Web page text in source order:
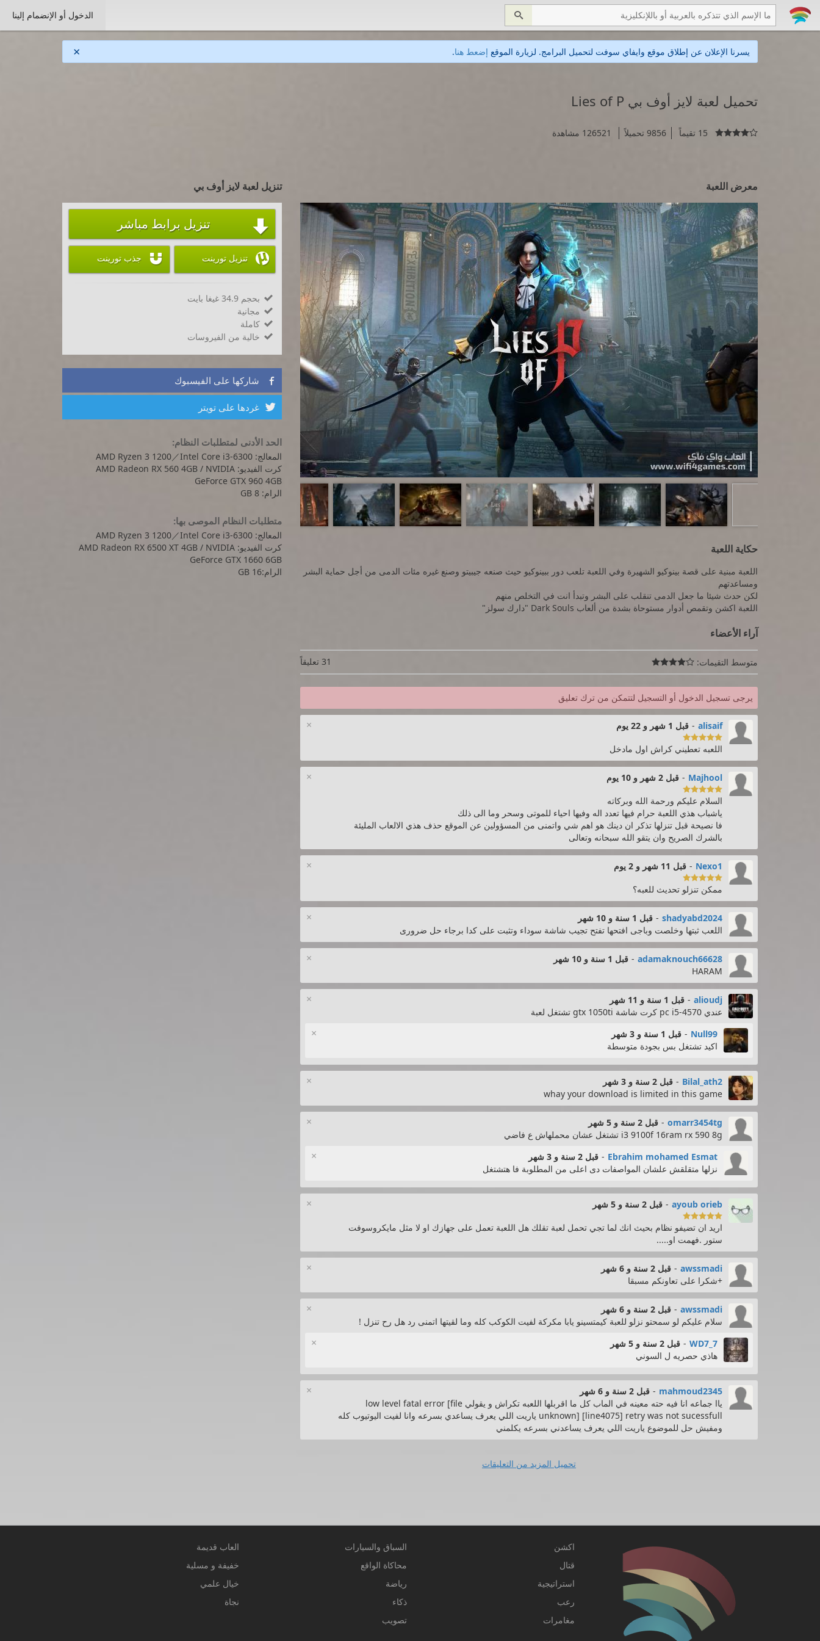
 الدخول أو الإنضمام إلينا
يسرنا الإعلان عن إطلاق موقع وايفاي سوفت لتحميل البرامج. لزيارة الموقع إضعط هنا.
×
تحميل لعبة لايز أوف بي Lies of P
 15 تقيماً 9856 تحميلاً 126521 مشاهدة
معرض اللعبة
حكاية اللعبة
اللعبة مبنية على قصة بينوكيو الشهيرة وفي اللعبة تلعب دور ببينوكيو حيث صنعه جيبيتو وصنع غيره مئات الدمى من أجل حماية البشر
ومساعدتهم
لكن حدث شيئا ما جعل الدمى تنقلب على البشر وتبدأ انت في التخلص منهم
اللعبة اكشن وتقمص أدوار مستوحاة بشدة من ألعاب Dark Souls "دارك سولز"
آراء الأعضاء
متوسط التقيمات:  31 تعليقاً
يرجى تسجيل الدخول أو التسجيل لتتمكن من ترك تعليق
× alisaif
- قبل 1 شهر و 22 يوم

اللعبه تعطيني كراش اول مادخل
× Majhool
- قبل 2 شهر و 10 يوم

السلام عليكم ورحمة الله وبركاته
ياشباب هذي اللعبة حرام فيها تعدد اله وفيها احياء للموتى وسحر وما الى ذلك
فا نصيحة قبل تنزلها تذكر ان دينك هو اهم شي واتمنى من المسؤولين عن الموقع حذف هذي الالعاب المليئة
بالشرك الصريح وان يتقو الله سبحانه وتعالى
× Nexo1
- قبل 11 شهر و 2 يوم

ممكن تنزلو تحديث للعبه؟
× shadyabd2024
- قبل 1 سنة و 10 شهر
اللعب ثبتها وخلصت وباجى افتحها تفتح تجيب شاشة سوداء وتثبت على كدا برجاء حل ضرورى
× adamaknouch66628
- قبل 1 سنة و 10 شهر
HARAM
× alioudj
- قبل 1 سنة و 11 شهر
عندي pc i5-4570 كرت شاشة gtx 1050ti تشتغل لعبة
× Null99
- قبل 1 سنة و 3 شهر
اكيد تشتغل بس بجودة متوسطة
× Bilal_ath2
- قبل 2 سنة و 3 شهر
whay your download is limited in this game
× omarr3454tg
- قبل 2 سنة و 5 شهر
i3 9100f 16ram rx 590 8g تشتغل عشان محملهاش ع فاضي
× Ebrahim mohamed Esmat
- قبل 2 سنة و 3 شهر
نزلها متقلقش علشان المواصفات دى اعلى من المطلوبة فا هتشتغل
× ayoub orieb
- قبل 2 سنة و 5 شهر

اريد ان تضيفو نظام بحيث انك لما تجي تحمل لعبة تقلك هل اللعبة تعمل على جهازك او لا مثل مايكروسوفت
ستور .فهمت او.....
× awssmadi
- قبل 2 سنة و 6 شهر
+شكرا على تعاونكم مسبقا
× awssmadi
- قبل 2 سنة و 6 شهر
سلام عليكم لو سمحتو نزلو للعبة كيمتسينو يابا مكركة لفيت الكوكب كله وما لقيتها اتمنى رد هل رح تنزل !
× WD7_7
- قبل 2 سنة و 5 شهر
هاذي حصريه ل السوني
× mahmoud2345
- قبل 2 سنة و 6 شهر
ياا جماعه انا فيه حته معينه في الماب كل ما اقربلها اللعبه تكراش و يقولي low level fatal error [file
unknown] [line4075] retry was not sucessfull ياريت اللي يعرف يساعدي بسرعه وانا لفيت اليوتيوب كله
ومفيش حل للموضوع ياريت اللي يعرف يساعدني بسرعه يكلمني
تحميل المزيد من التعليقات
تنزيل لعبة لايز أوف بي
 تنزيل برابط مباشر
 تنزيل تورينت  جذب تورينت
 بحجم 34.9 غيغا بايت
 مجانية
 كاملة
 خالية من الفيروسات
 شاركها على الفيسبوك
 غردها على تويتر
الحد الأدنى لمتطلبات النظام:
المعالج: AMD Ryzen 3 1200／Intel Core i3-6300
كرت الفيديو: AMD Radeon RX 560 4GB / NVIDIA
GeForce GTX 960 4GB
الرام: 8 GB
متطلبات النظام الموصى بها:
المعالج: AMD Ryzen 3 1200／Intel Core i3-6300
كرت الفيديو: AMD Radeon RX 6500 XT 4GB / NVIDIA
GeForce GTX 1660 6GB
الرام:16 GB
اكشن
قتال
استراتيجية
رعب
مغامرات
السباق والسيارات
محاكاة الواقع
رياضة
ذكاء
تصويب
العاب قديمة
خفيفة و مسلية
خيال علمي
نجاة